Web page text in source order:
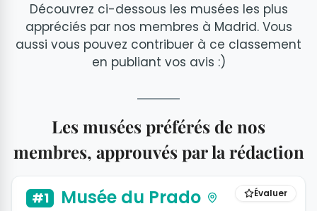
Découvrez ci-dessous les musées les plus
appréciés par nos membres à Madrid. Vous
aussi vous pouvez contribuer à ce classement
en publiant vos avis :)
Les musées préférés de nos
membres, approuvés par la rédaction
+5 photos
Évaluer
#1 Musée du Prado